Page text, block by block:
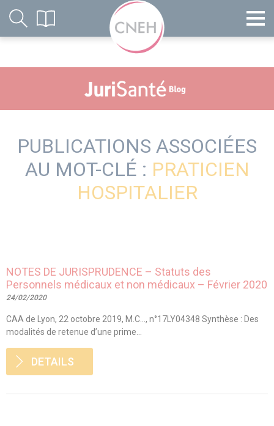
PUBLICATIONS ASSOCIÉES
AU MOT-CLÉ : PRATICIEN
HOSPITALIER
NOTES DE JURISPRUDENCE – Statuts des
Personnels médicaux et non médicaux – Février 2020
24/02/2020
CAA de Lyon, 22 octobre 2019, M.C…, n°17LY04348 Synthèse : Des
modalités de retenue d’une prime...
DETAILS